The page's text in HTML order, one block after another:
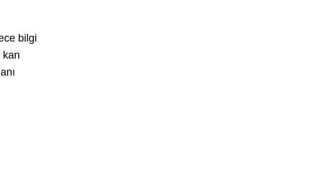
bilgi
kan